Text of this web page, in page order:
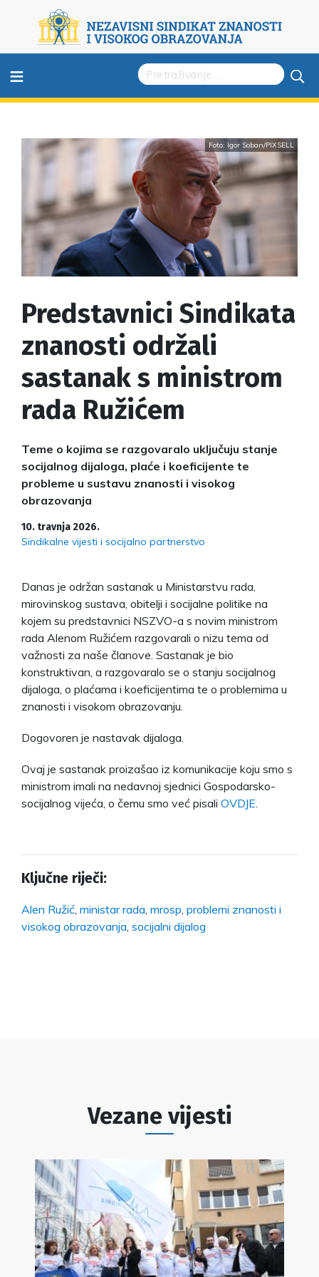
≡
Foto: Igor Soban/PIXSELL
Predstavnici Sindikata
znanosti održali
sastanak s ministrom
rada Ružićem
Teme o kojima se razgovaralo uključuju stanje
socijalnog dijaloga, plaće i koeficijente te
probleme u sustavu znanosti i visokog
obrazovanja
10. travnja 2026.
Sindikalne vijesti i socijalno partnerstvo
Danas je održan sastanak u Ministarstvu rada,
mirovinskog sustava, obitelji i socijalne politike na
kojem su predstavnici NSZVO-a s novim ministrom
rada Alenom Ružićem razgovarali o nizu tema od
važnosti za naše članove. Sastanak je bio
konstruktivan, a razgovaralo se o stanju socijalnog
dijaloga, o plaćama i koeficijentima te o problemima u
znanosti i visokom obrazovanju.
Dogovoren je nastavak dijaloga.
Ovaj je sastanak proizašao iz komunikacije koju smo s
ministrom imali na nedavnoj sjednici Gospodarsko-
socijalnog vijeća, o čemu smo već pisali OVDJE
Ključne riječi:
Alen Ružić ministar rada mrosp problemi znanosti i
visokog obrazovanja socijalni dijalog
Vezane vijesti